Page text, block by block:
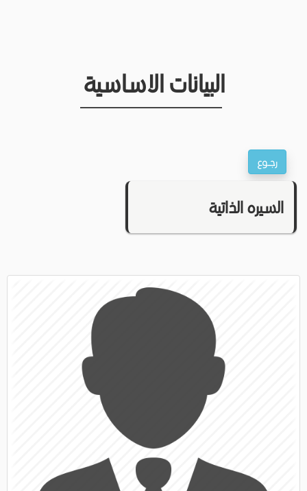
البيانات الاساسية
السيره الذاتية